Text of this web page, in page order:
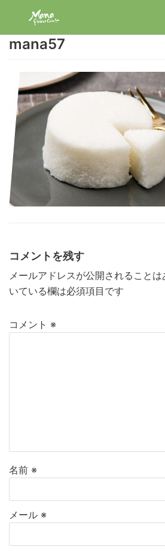
テ
へ
ス
キ
ッ
プ
mana57
コメントを残す
メールアドレスが公開されることは
いている欄は必須項目です
コメント ※
名前 ※
メール ※